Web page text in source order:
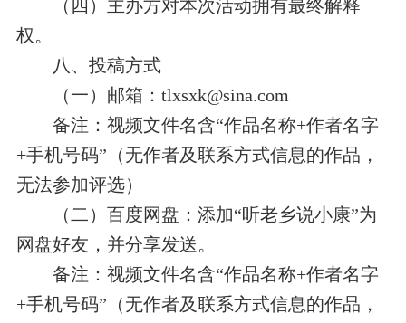
（四）主办方对本次活动拥有最终解释
权。
八、投稿方式
（一）邮箱： tlxsxk@sina.com
备注：视频文件名含“作品名称+作者名字
+手机号码”（无作者及联系方式信息的作品，
无法参加评选）
（二）百度网盘：添加“听老乡说小康”为
网盘好友，并分享发送。
备注：视频文件名含“作品名称+作者名字
+手机号码”（无作者及联系方式信息的作品，